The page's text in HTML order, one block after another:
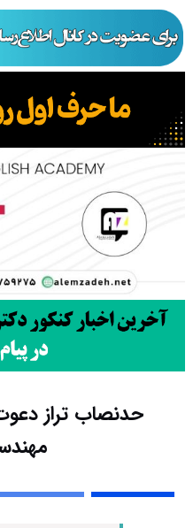
حدنصاب تراز